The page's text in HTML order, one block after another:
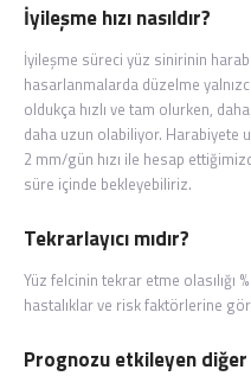
İyileşme hızı nasıldır?
İyileşme süreci yüz sinirinin
hasarlanmalarda düzelme
oldukça hızlı ve tam olurken,
daha uzun olabiliyor. Harabiyete
2 mm/gün hızı ile hesap
süre içinde bekleyebiliriz.
Tekrarlayıcı mıdır?
Yüz felcinin tekrar etme olasılığı
hastalıklar ve risk faktörlerine
Prognozu etkileyen